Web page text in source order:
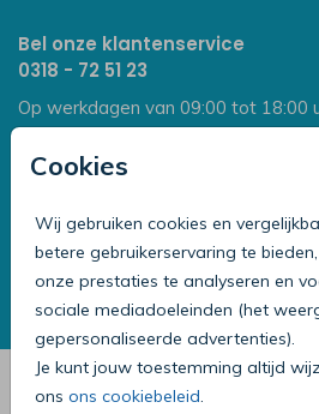
Cookies
Wij gebruiken cookies en
betere gebruikerservaring te
onze prestaties te analyseren en
sociale mediadoeleinden (het
gepersonaliseerde advertenties).
Je kunt jouw toestemming altijd
ons ons cookiebeleid
Bel onze klantenservice
0318 - 72 51 23
Op werkdagen van 09:00 tot 18:00
Mailen mag ook:
Tevreden klanten
De waardering vanMyCards.nl
MyCards wordt
9.2uit 10 beoordeeld.
Maak de mooiste complete